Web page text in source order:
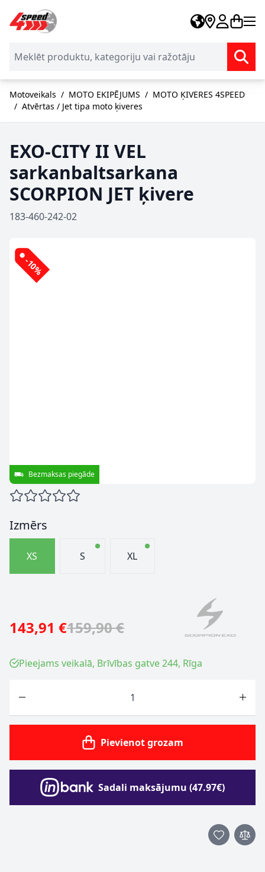
Skip to Content
Motoveikals / MOTO EKIPĒJUMS / MOTO ĶIVERES 4SPEED
/ Atvērtas / Jet tipa moto ķiveres
EXO-CITY II VEL
sarkanbaltsarkana
SCORPION JET ķivere
183-460-242-02
-10%
Bezmaksas piegāde
Izmērs
XS S XL
143,91 €159,90 €
Pieejams veikalā, Brīvības gatve 244, Rīga
Pievienot grozam
Sadali maksājumu (47.97€)